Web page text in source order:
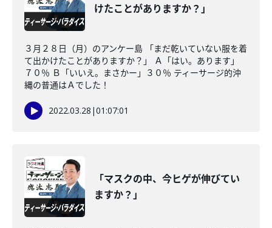
けたことがありますか？」
３月２８日（月）のアンケー島 「まだ乾いていない服を着
て出かけたことがありますか？」 Ａ「はい。あります」
７０％ Ｂ「いいえ。まさかー」３０％ ティーサージ的沖
縄の普通はＡでした！
2022.03.28 |01:07:01
「マスクの中、今ヒゲが伸びてい
ますか？」